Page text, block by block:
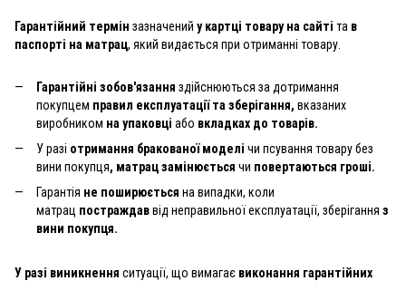
Гарантійний термін зазначений у картці товару на сайті та в
паспорті на матрац, який видається при отриманні товару.
Гарантійні зобов'язання здійснюються за дотримання
покупцем правил експлуатації та зберігання, вказаних
виробником на упаковці або вкладках до товарів.
У разі отримання бракованої моделі чи псування товару без
вини покупця, матрац замінюється чи повертаються гроші.
Гарантія не поширюється на випадки, коли
матрац постраждаввід неправильної експлуатації, зберігання з
вини покупця.
У разі виникнення ситуації, що вимагає виконання гарантійних